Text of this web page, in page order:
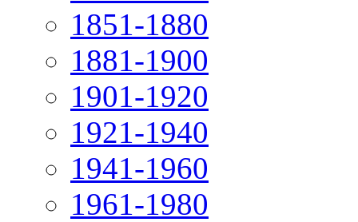
1851-1880
1881-1900
1901-1920
1921-1940
1941-1960
1961-1980